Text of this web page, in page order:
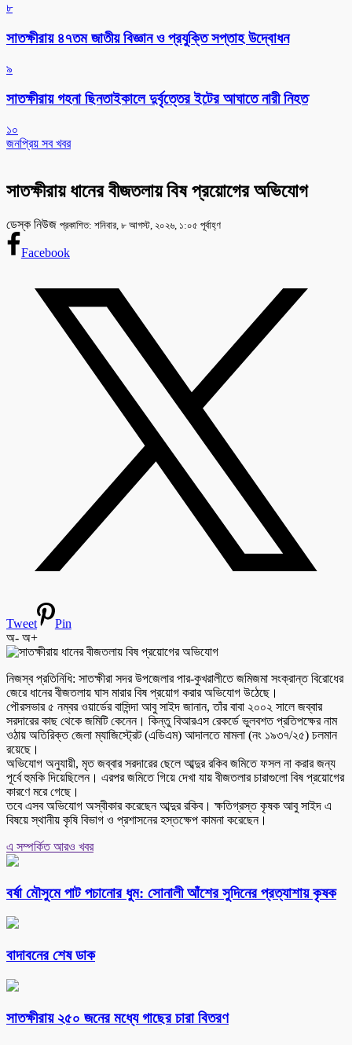
৮
সাতক্ষীরায় ৪৭তম জাতীয় বিজ্ঞান ও প্রযুক্তি সপ্তাহ উদ্বোধন
৯
সাতক্ষীরায় গহনা ছিনতাইকালে দুর্বৃত্তের ইটের আঘাতে নারী নিহত
১০
জনপ্রিয় সব খবর
সাতক্ষীরায় ধানের বীজতলায় বিষ প্রয়োগের অভিযোগ
ডেস্ক নিউজ প্রকাশিত: শনিবার, ৮ আগস্ট, ২০২৬, ১:০৫ পূর্বাহ্ণ
Facebook
Tweet
Pin
অ- অ+
নিজস্ব প্রতিনিধি: সাতক্ষীরা সদর উপজেলার পার-কুখরালীতে জমিজমা সংক্রান্ত বিরোধের
জেরে ধানের বীজতলায় ঘাস মারার বিষ প্রয়োগ করার অভিযোগ উঠেছে।
পৌরসভার ৫ নম্বর ওয়ার্ডের বাসিন্দা আবু সাইদ জানান, তাঁর বাবা ২০০২ সালে জব্বার
সরদারের কাছ থেকে জমিটি কেনেন। কিন্তু বিআরএস রেকর্ডে ভুলবশত প্রতিপক্ষের নাম
ওঠায় অতিরিক্ত জেলা ম্যাজিস্ট্রেট (এডিএম) আদালতে মামলা (নং ১৯৩৭/২৫) চলমান
রয়েছে।
অভিযোগ অনুযায়ী, মৃত জব্বার সরদারের ছেলে আব্দুর রকিব জমিতে ফসল না করার জন্য
পূর্বে হুমকি দিয়েছিলেন। এরপর জমিতে গিয়ে দেখা যায় বীজতলার চারাগুলো বিষ প্রয়োগের
কারণে মরে গেছে।
তবে এসব অভিযোগ অস্বীকার করেছেন আব্দুর রকিব। ক্ষতিগ্রস্ত কৃষক আবু সাইদ এ
বিষয়ে স্থানীয় কৃষি বিভাগ ও প্রশাসনের হস্তক্ষেপ কামনা করেছেন।
এ সম্পর্কিত আরও খবর
বর্ষা মৌসুমে পাট পচানোর ধুম: সোনালী আঁশের সুদিনের প্রত্যাশায় কৃষক
বাদাবনের শেষ ডাক
সাতক্ষীরায় ২৫০ জনের মধ্যে গাছের চারা বিতরণ